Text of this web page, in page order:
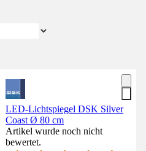
LED-Lichtspiegel DSK Silver
Coast Ø 80 cm
Artikel wurde noch nicht
bewertet.